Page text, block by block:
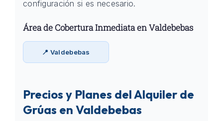
configuración si es necesario.
Área de Cobertura Inmediata en Valdebebas
📍 Valdebebas
Precios y Planes del Alquiler de
Grúas en Valdebebas